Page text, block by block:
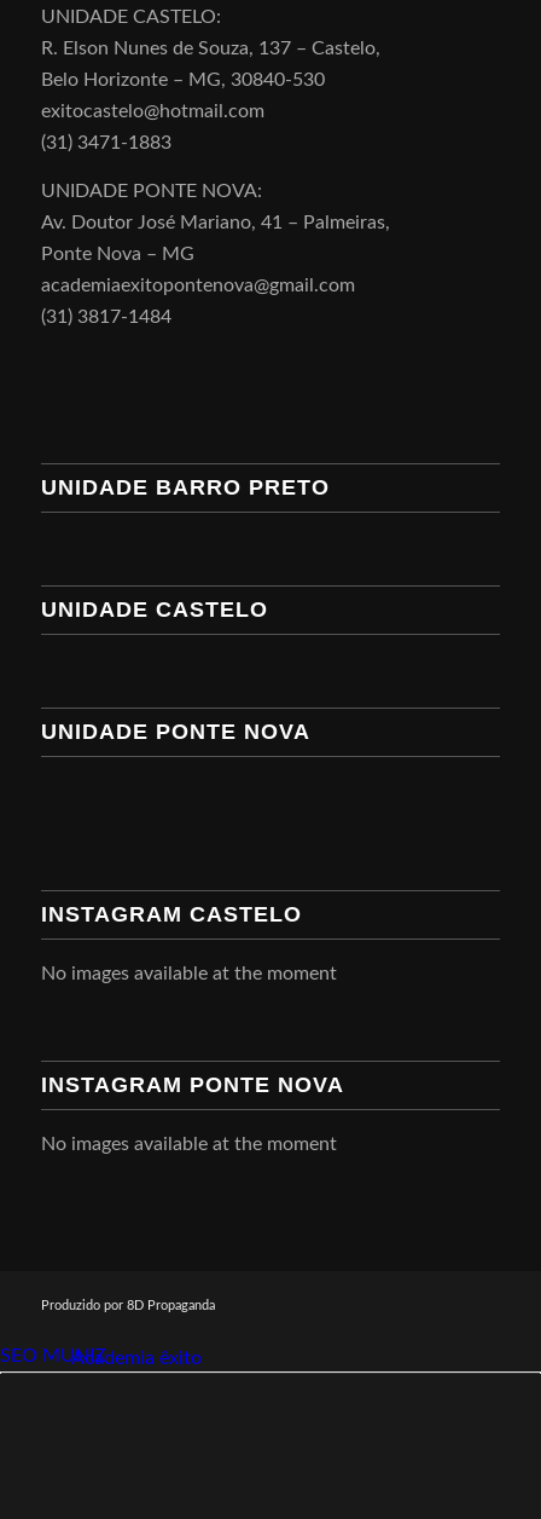
UNIDADE CASTELO:
R. Elson Nunes de Souza, 137 – Castelo,
Belo Horizonte – MG, 30840-530
exitocastelo@hotmail.com
(31) 3471-1883
UNIDADE PONTE NOVA:
Av. Doutor José Mariano, 41 – Palmeiras,
Ponte Nova – MG
academiaexitopontenova@gmail.com
(31) 3817-1484
UNIDADE BARRO PRETO
UNIDADE CASTELO
UNIDADE PONTE NOVA
INSTAGRAM CASTELO
No images available at the moment
INSTAGRAM PONTE NOVA
No images available at the moment
Produzido por 8D Propaganda
SEO MUNIZ
Link112Academia êxito